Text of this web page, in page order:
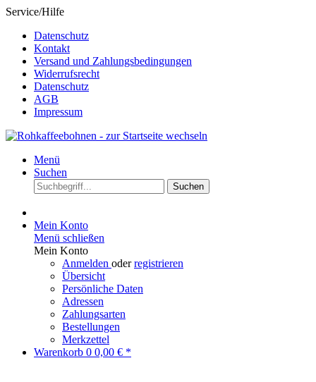
Service/Hilfe
Datenschutz
Kontakt
Versand und Zahlungsbedingungen
Widerrufsrecht
Datenschutz
AGB
Impressum
Menü
Suchen
Suchen
Mein Konto
Menü schließen
Mein Konto
Anmelden oderregistrieren
Übersicht
Persönliche Daten
Adressen
Zahlungsarten
Bestellungen
Merkzettel
Warenkorb 0 0,00 € *